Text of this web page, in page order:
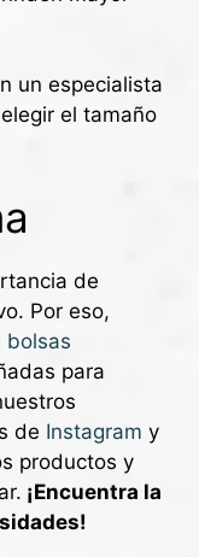
un especialista
el tamaño
de
Por eso,
bolsas
para
de Instagram y
productos y
¡Encuentra la